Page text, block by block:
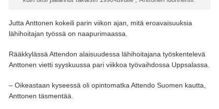
Jutta Anttonen kokeili parin viikon ajan, mitä eroavaisuuksia
lähihoitajan työssä on naapurimaassa.
Rääkkylässä Attendon alaisuudessa lähihoitajana työskentelevä
Anttonen vietti syyskuussa pari viikkoa työvaihdossa Uppsalassa.
– Oikeastaan kyseessä oli opintomatka Attendo Suomen kautta,
Anttonen täsmentää.